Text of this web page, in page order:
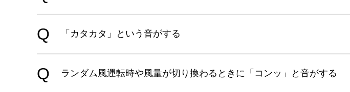
「カタカタ」という音がする
ランダム風運転時や風量が切り換わるときに「コンッ」と音がする